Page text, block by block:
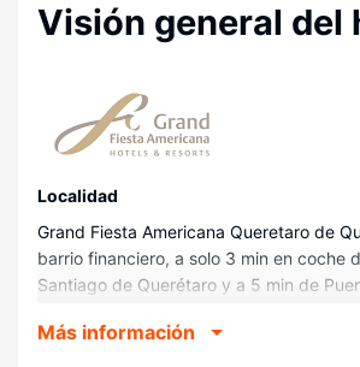
Visión general del
Localidad
Grand Fiesta Americana Queretaro de
barrio financiero, a solo 3 min en coche
Santiago de Querétaro y a 5 min de
Universidad Autónoma de Querétaro y a
Más información